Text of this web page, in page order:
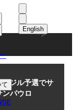
한국어
English
ジル予選でサ
パウロ